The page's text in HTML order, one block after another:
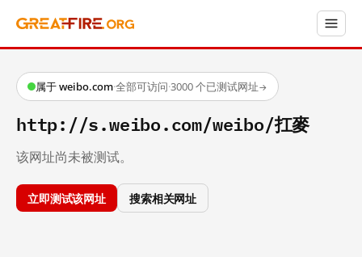
属于 weibo.com·全部可访问·3000 个已测试网址→
http://s.weibo.com/weibo/扛麥
该网址尚未被测试。
立即测试该网址 搜索相关网址